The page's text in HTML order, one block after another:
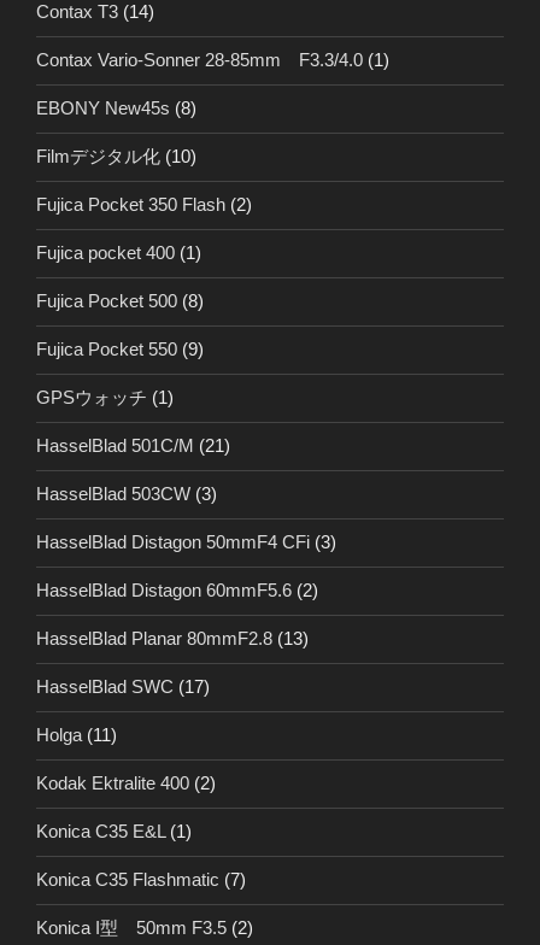
Contax T3 (14)
Contax Vario-Sonner 28-85mm F3.3/4.0 (1)
EBONY New45s (8)
Filmデジタル化 (10)
Fujica Pocket 350 Flash (2)
Fujica pocket 400 (1)
Fujica Pocket 500 (8)
Fujica Pocket 550 (9)
GPSウォッチ (1)
HasselBlad 501C/M (21)
HasselBlad 503CW (3)
HasselBlad Distagon 50mmF4 CFi (3)
HasselBlad Distagon 60mmF5.6 (2)
HasselBlad Planar 80mmF2.8 (13)
HasselBlad SWC (17)
Holga (11)
Kodak Ektralite 400 (2)
Konica C35 E&L (1)
Konica C35 Flashmatic (7)
Konica I型 50mm F3.5 (2)